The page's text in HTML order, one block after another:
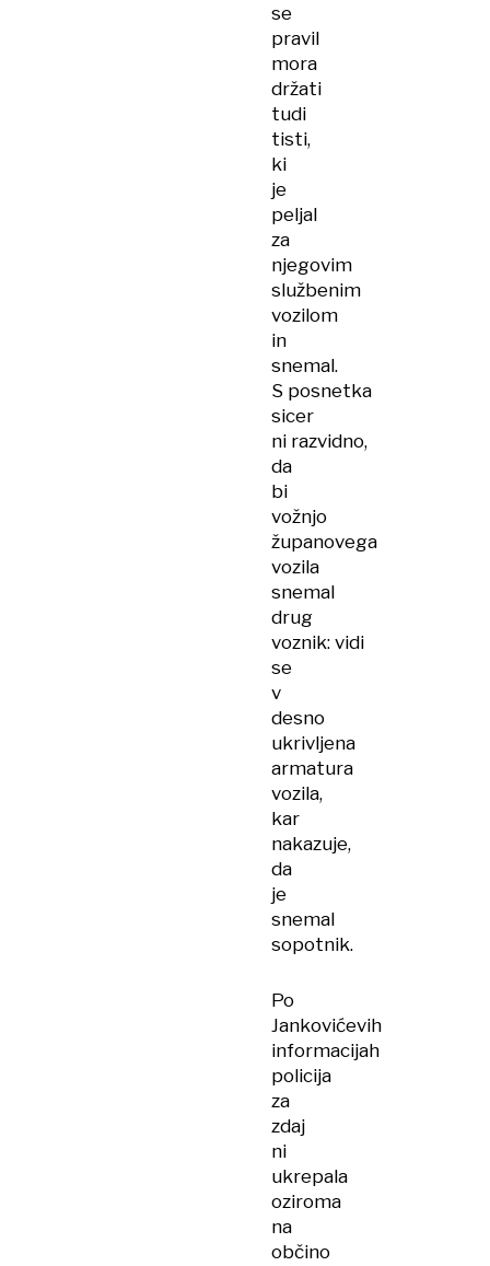
se
pravil
mora
držati
tudi
tisti,
ki
je
peljal
za
njegovim
službenim
vozilom
in
snemal.
S posnetka
sicer
ni razvidno,
da
bi
vožnjo
županovega
vozila
snemal
drug
voznik: vidi
se
v
desno
ukrivljena
armatura
vozila,
kar
nakazuje,
da
je
snemal
sopotnik.
Po
Jankovićevih
informacijah
policija
za
zdaj
ni
ukrepala
oziroma
na
občino